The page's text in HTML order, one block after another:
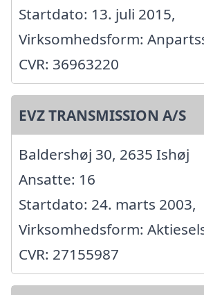
Startdato: 13. juli 2015,
Virksomhedsform:
CVR: 36963220
EVZ TRANSMISSION A/S
Baldershøj 30, 2635 Ishøj
Ansatte: 16
Startdato: 24. marts 2003,
Virksomhedsform:
CVR: 27155987